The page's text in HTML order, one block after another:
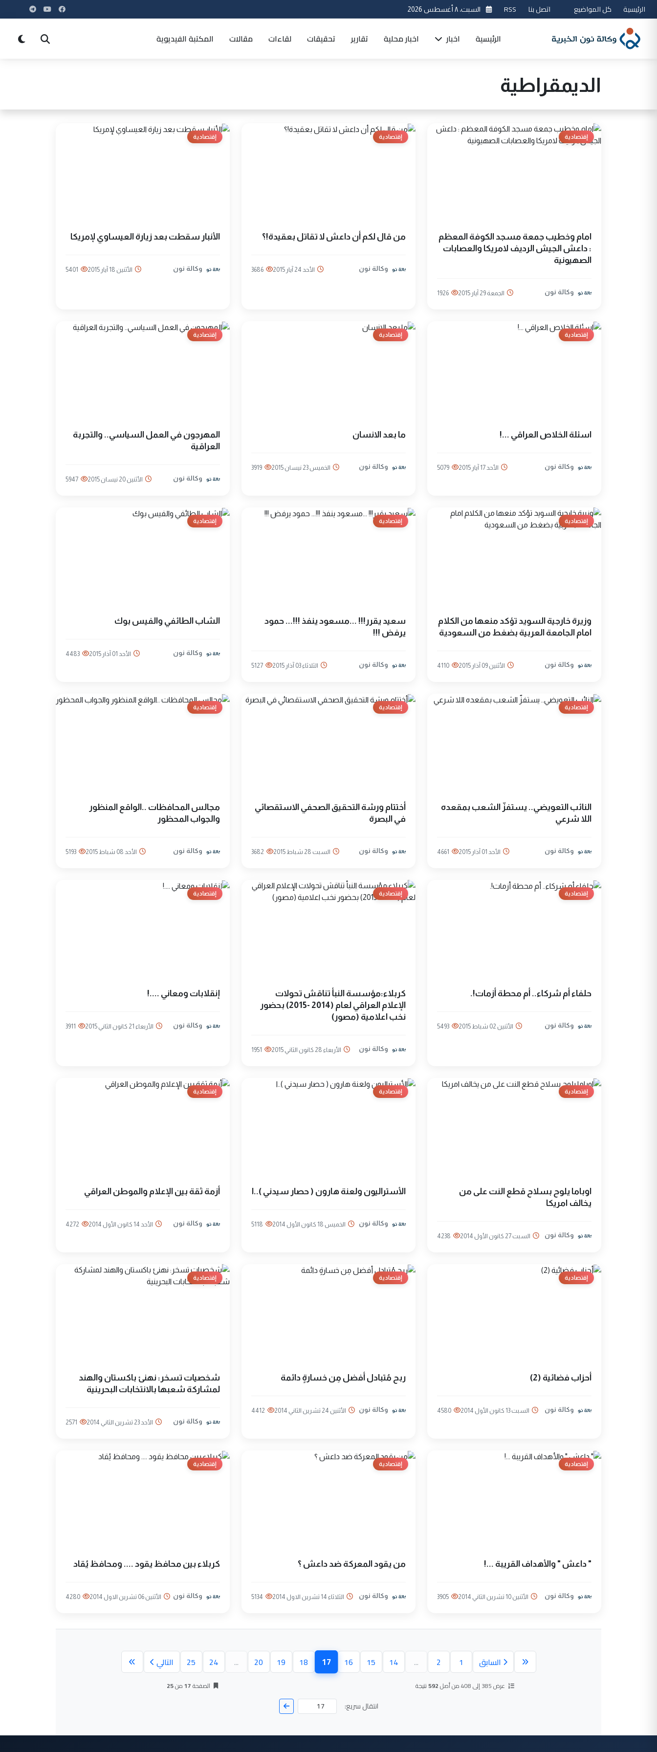
الرئيسية كل المواضيع اتصل بنا RSS السبت، ٨ أغسطس 2026
الرئيسية اخبار اخبار محلية تقارير تحقيقات لقاءات مقالات المكتبة الفيديوية
الديمقراطية
إقتصادية
امام وخطيب جمعة مسجد الكوفة المعظم
: داعش الجيش الرديف لامريكا والعصابات
الصهيونية
وكالة نون الجمعة 29 آيار 2015 1926
إقتصادية
من قال لكم أن داعش لا تقاتل بعقيدة!؟
وكالة نون الأحد 24 آيار 2015 3686
إقتصادية
الأنبار سقطت بعد زيارة العيساوي لإمريكا
وكالة نون الأثنين 18 آيار 2015 5401
إقتصادية
اسئلة الخلاص العراقي ...!
وكالة نون الأحد 17 آيار 2015 5079
إقتصادية
ما بعد الانسان
وكالة نون الخميس 23 نيسان 2015 3919
إقتصادية
المهرجون في العمل السياسي.. والتجربة
العراقية
وكالة نون الأثنين 20 نيسان 2015 5947
إقتصادية
وزيرة خارجية السويد تؤكد منعها من الكلام
امام الجامعة العربية بضغط من السعودية
وكالة نون الأثنين 09 آذار 2015 4110
إقتصادية
سعيد يقرر!!! ...مسعود ينفذ !!!... حمود
يرفض !!!
وكالة نون الثلاثاء 03 آذار 2015 5127
إقتصادية
الشاب الطائفي والفيس بوك
وكالة نون الأحد 01 آذار 2015 4483
إقتصادية
النائب التعويضي.. يستفزّ الشعب بمقعده
اللا شرعي
وكالة نون الأحد 01 آذار 2015 4661
إقتصادية
أختتام ورشة التحقيق الصحفي الاستقصائي
في البصرة
وكالة نون السبت 28 شباط 2015 3682
إقتصادية
مجالس المحافظات ..الواقع المنظور
والجواب المحظور
وكالة نون الأحد 08 شباط 2015 5193
إقتصادية
حلفاء أم شركاء.. أم محطة أزمات!.
وكالة نون الأثنين 02 شباط 2015 5493
إقتصادية
كربلاء:مؤسسة النبأ تناقش تحولات
الإعلام العراقي لعام (2014 -2015) بحضور
نخب اعلامية (مصور)
وكالة نون الأربعاء 28 كانون الثاني 2015 1951
إقتصادية
إنقلابات ومعاني ....!
وكالة نون الأربعاء 21 كانون الثاني 2015 3911
إقتصادية
اوباما يلوح بسلاح قطع النت على من
يخالف امريكا
وكالة نون السبت 27 كانون الأول 2014 4238
إقتصادية
الأستراليون ولعنة هارون ( حصار سيدني )..ا
وكالة نون الخميس 18 كانون الأول 2014 5118
إقتصادية
أزمة ثقة بين الإعلام والموطن العراقي
وكالة نون الأحد 14 كانون الأول 2014 4272
إقتصادية
أحزاب فضائية (2)
وكالة نون السبت 13 كانون الأول 2014 4580
إقتصادية
ربح مُتبادل أفضل مِن خسارةٍ دائمة
وكالة نون الأثنين 24 تشرين الثاني 2014 4412
إقتصادية
شخصيات تسخر: نهنئ باكستان والهند
لمشاركة شعبها بالانتخابات البحرينية
وكالة نون الأحد 23 تشرين الثاني 2014 2571
إقتصادية
" داعش " والأهداف القريبة ...!
وكالة نون الأثنين 10 تشرين الثاني 2014 3905
إقتصادية
من يقود المعركة ضد داعش ؟
وكالة نون الثلاثاء 14 تشرين الاول 2014 5134
إقتصادية
كربلاء بين محافظ يقود .... ومحافظ يُقاد
وكالة نون الأثنين 06 تشرين الاول 2014 4280
السابق 1
2
...
14
15
16
17(الصفحة الحالية)
18
19
20
...
24
25 التالي
عرض 385 إلى 408 من أصل 592نتيجة الصفحة17من25
انتقال سريع: